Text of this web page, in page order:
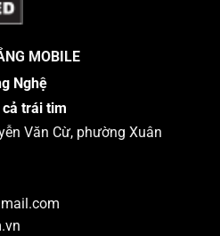
MOBILE
Nghệ
cả trái tim
Văn Cừ, phường Xuân